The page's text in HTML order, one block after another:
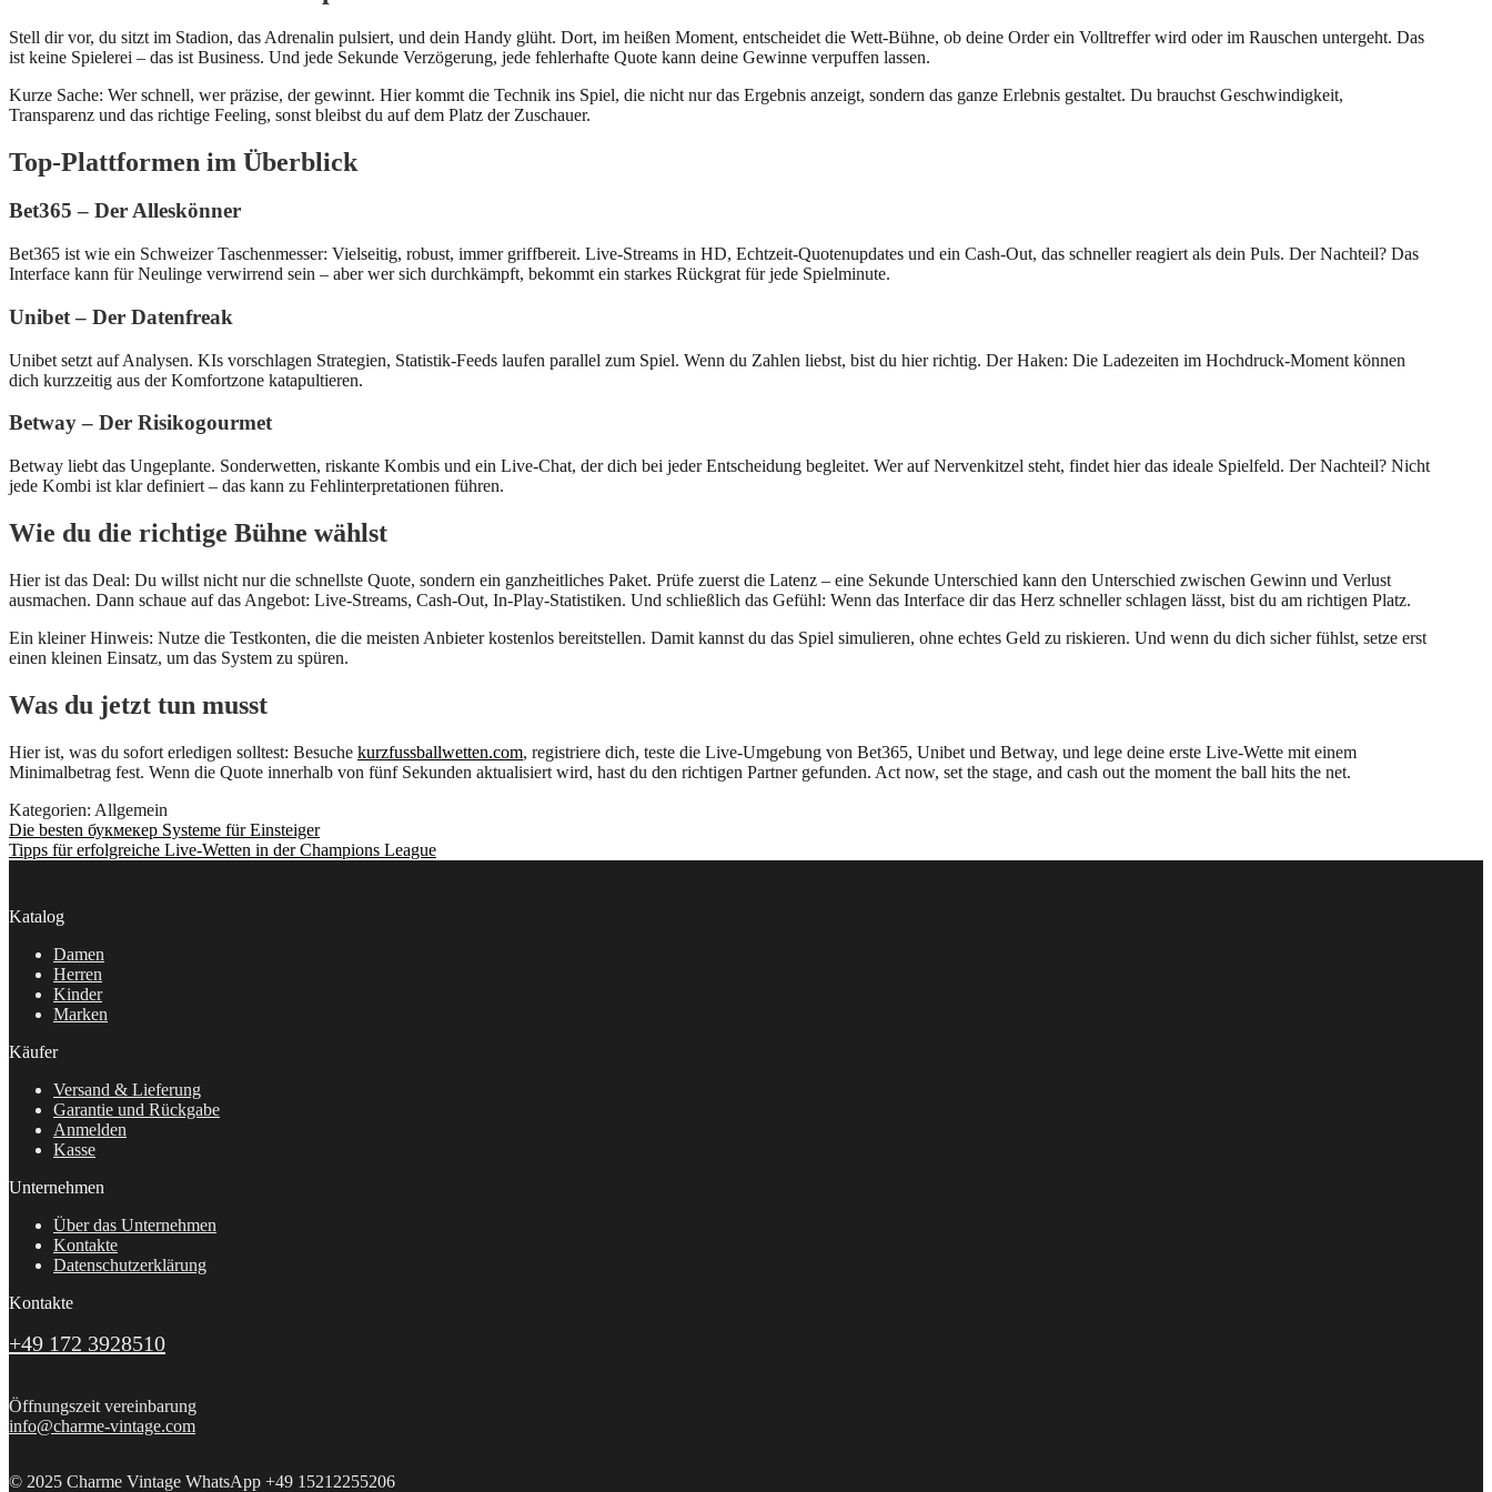
Stell dir vor, du sitzt im Stadion, das Adrenalin pulsiert, und dein Handy glüht. Dort, im heißen Moment, entscheidet die Wett‑Bühne, ob deine Order ein Volltreffer wird oder im Rauschen untergeht. Das
ist keine Spielerei – das ist Business. Und jede Sekunde Verzögerung, jede fehlerhafte Quote kann deine Gewinne verpuffen lassen.
Kurze Sache: Wer schnell, wer präzise, der gewinnt. Hier kommt die Technik ins Spiel, die nicht nur das Ergebnis anzeigt, sondern das ganze Erlebnis gestaltet. Du brauchst Geschwindigkeit,
Transparenz und das richtige Feeling, sonst bleibst du auf dem Platz der Zuschauer.
Top‑Plattformen im Überblick
Bet365 – Der Alleskönner
Bet365 ist wie ein Schweizer Taschenmesser: Vielseitig, robust, immer griffbereit. Live‑Streams in HD, Echtzeit‑Quotenupdates und ein Cash‑Out, das schneller reagiert als dein Puls. Der Nachteil? Das
Interface kann für Neulinge verwirrend sein – aber wer sich durchkämpft, bekommt ein starkes Rückgrat für jede Spielminute.
Unibet – Der Datenfreak
Unibet setzt auf Analysen. KIs vorschlagen Strategien, Statistik‑Feeds laufen parallel zum Spiel. Wenn du Zahlen liebst, bist du hier richtig. Der Haken: Die Ladezeiten im Hochdruck‑Moment können
dich kurzzeitig aus der Komfortzone katapultieren.
Betway – Der Risikogourmet
Betway liebt das Ungeplante. Sonderwetten, riskante Kombis und ein Live‑Chat, der dich bei jeder Entscheidung begleitet. Wer auf Nervenkitzel steht, findet hier das ideale Spielfeld. Der Nachteil? Nicht
jede Kombi ist klar definiert – das kann zu Fehlinterpretationen führen.
Wie du die richtige Bühne wählst
Hier ist das Deal: Du willst nicht nur die schnellste Quote, sondern ein ganzheitliches Paket. Prüfe zuerst die Latenz – eine Sekunde Unterschied kann den Unterschied zwischen Gewinn und Verlust
ausmachen. Dann schaue auf das Angebot: Live‑Streams, Cash‑Out, In‑Play‑Statistiken. Und schließlich das Gefühl: Wenn das Interface dir das Herz schneller schlagen lässt, bist du am richtigen Platz.
Ein kleiner Hinweis: Nutze die Testkonten, die die meisten Anbieter kostenlos bereitstellen. Damit kannst du das Spiel simulieren, ohne echtes Geld zu riskieren. Und wenn du dich sicher fühlst, setze erst
einen kleinen Einsatz, um das System zu spüren.
Was du jetzt tun musst
Hier ist, was du sofort erledigen solltest: Besuche kurzfussballwetten.com, registriere dich, teste die Live‑Umgebung von Bet365, Unibet und Betway, und lege deine erste Live‑Wette mit einem
Minimalbetrag fest. Wenn die Quote innerhalb von fünf Sekunden aktualisiert wird, hast du den richtigen Partner gefunden. Act now, set the stage, and cash out the moment the ball hits the net.
Kategorien: Allgemein
Beitragsnavigation
Vorheriger
Beitrag:
Die besten букмекер Systeme für Einsteiger
Nächster
Tipps für erfolgreiche Live‑Wetten in der Champions League
Katalog
Damen
Herren
Kinder
Marken
Käufer
Versand & Lieferung
Garantie und Rückgabe
Anmelden
Kasse
Unternehmen
Über das Unternehmen
Kontakte
Datenschutzerklärung
Kontakte
+49 172 3928510
Öffnungszeit vereinbarung
info@charme-vintage.com
© 2025 Charme Vintage WhatsApp +49 15212255206